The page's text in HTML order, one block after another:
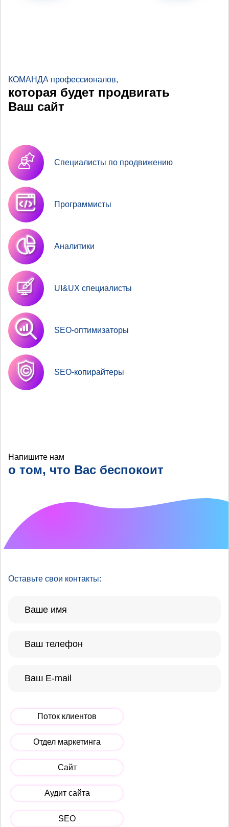
КОМАНДА профессионалов,
которая будет продвигать
Ваш сайт
Специалисты по продвижению
Программисты
Аналитики
UI&UX специалисты
SEO-оптимизаторы
SEO-копирайтеры
Напишите нам
о том, что Вас беспокоит
Оставьте свои контакты:
Поток клиентов
Отдел маркетинга
Сайт
Аудит сайта
SEO